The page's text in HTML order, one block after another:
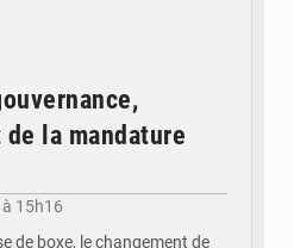
la mandature
à 15h16
de boxe, le changement de